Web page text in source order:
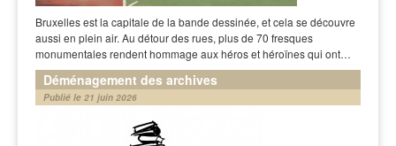
Bruxelles est la capitale de la bande dessinée, et cela se découvre
aussi en plein air. Au détour des rues, plus de 70 fresques
monumentales rendent hommage aux héros et héroïnes qui ont…
Déménagement des archives
Publié le 21 juin 2026